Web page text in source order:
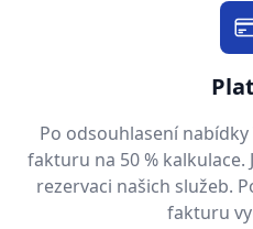
Po odsouhlasení
fakturu na 50 %
rezervaci našich služeb.
fakturu